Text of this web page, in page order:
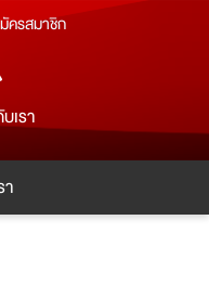
ครสมาชิก
เรา